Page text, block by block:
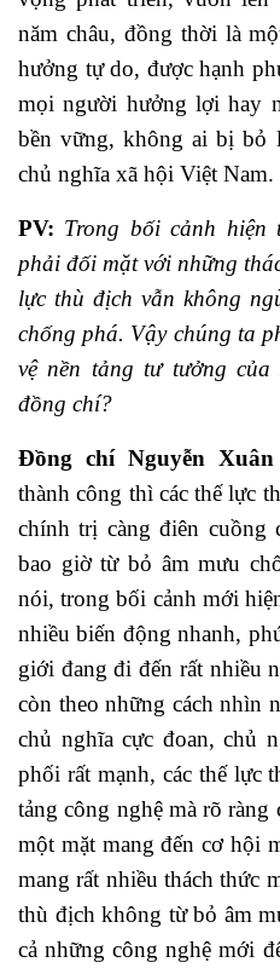
năm châu, đồng thời là
hưởng tự do, được hạnh
mọi người hưởng lợi hay
bền vững, không ai bị bỏ
chủ nghĩa xã hội Việt Nam.
PV: Trong bối cảnh hiện
phải đối mặt với những
lực thù địch vẫn không
chống phá. Vậy chúng ta
vệ nền tảng tư tưởng
đồng chí?
Đồng chí Nguyễn Xuân
thành công thì các thế lực
chính trị càng điên cuồng
bao giờ từ bỏ âm mưu
nói, trong bối cảnh mới
nhiều biến động nhanh,
giới đang đi đến rất nhiều
còn theo những cách nhìn
chủ nghĩa cực đoan, chủ
phối rất mạnh, các thế lực
tảng công nghệ mà rõ ràng
một mặt mang đến cơ hội
mang rất nhiều thách thức
thù địch không từ bỏ âm
cả những công nghệ mới